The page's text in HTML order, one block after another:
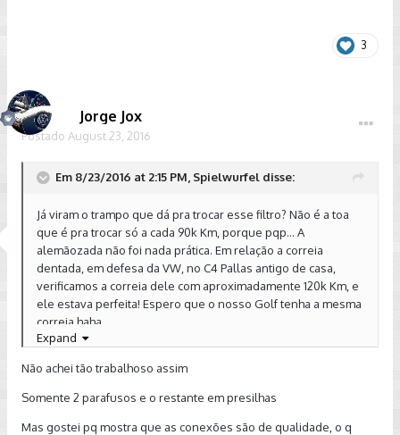
3
Jorge Jox
Postado August 23, 2016
Em 8/23/2016 at 2:15 PM, Spielwurfel disse:
Já viram o trampo que dá pra trocar esse filtro? Não é a toa
que é pra trocar só a cada 90k Km, porque pqp... A
alemãozada não foi nada prática. Em relação a correia
dentada, em defesa da VW, no C4 Pallas antigo de casa,
verificamos a correia dele com aproximadamente 120k Km, e
ele estava perfeita! Espero que o nosso Golf tenha a mesma
correia haha
Expand
Não achei tão trabalhoso assim
Somente 2 parafusos e o restante em presilhas
Mas gostei pq mostra que as conexões são de qualidade, o q